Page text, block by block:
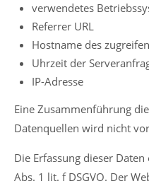
verwendetes
Referrer URL
Hostname des
Uhrzeit der
IP-Adresse
Eine Zusammenführung
Datenquellen wird nicht
Die Erfassung dieser
Abs. 1 lit. f DSGVO. Der